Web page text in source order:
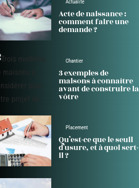
Actualité
Acte de naissance :
comment faire une
demande ?
Chantier
3 exemples de
maisons à connaître
avant de construire la
vôtre
Placement
Qu’est-ce que le seuil
d’usure, et à quoi sert-
il ?